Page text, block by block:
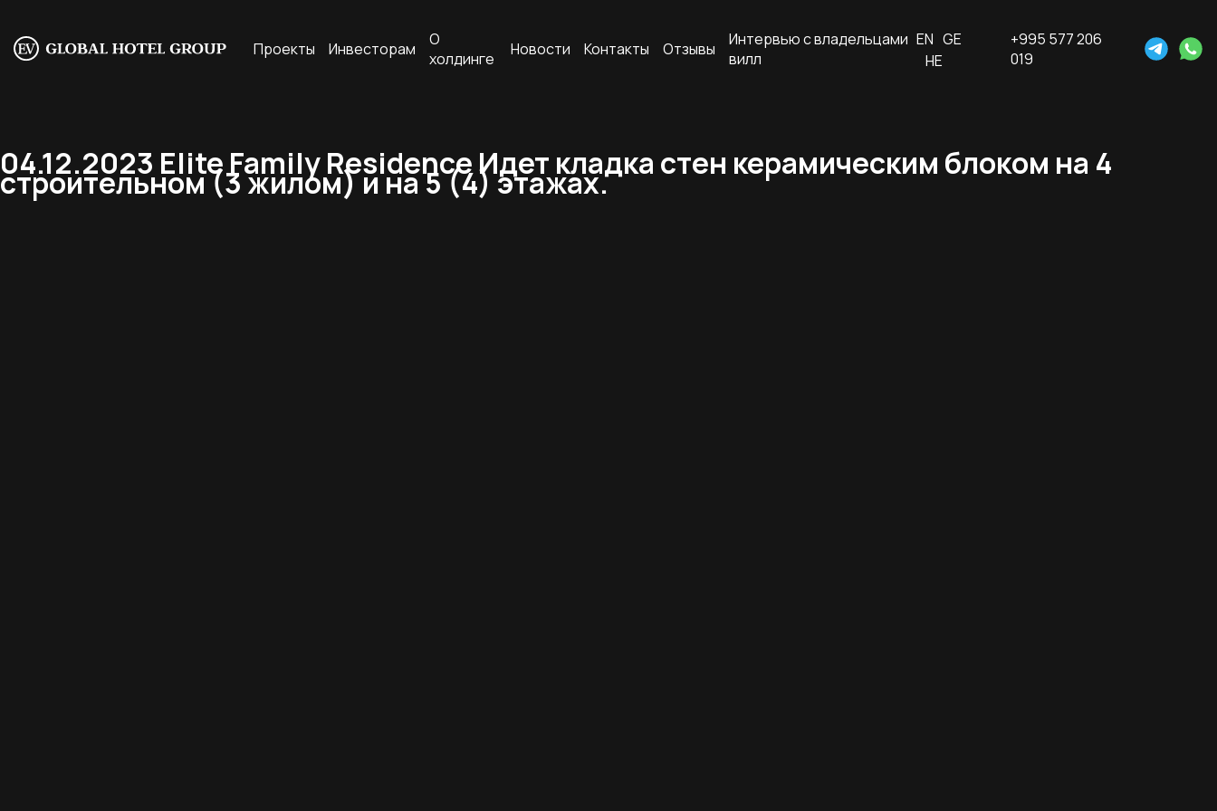
Проекты Инвесторам
О
холдинге
Новости Контакты Отзывы
Интервью с владельцами
вилл
EN GE
HE
+995 577 206
019
04.12.2023 Elite Family Residence Идет кладка стен керамическим блоком на 4
строительном (3 жилом) и на 5 (4) этажах.